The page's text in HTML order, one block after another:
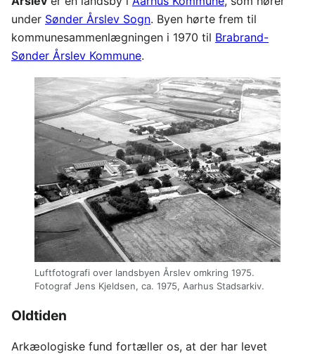
under Sønder Årslev Sogn. Byen hørte frem til
kommunesammenlægningen i 1970 til Brabrand-
Sønder Årslev Kommune.
Luftfotografi over landsbyen Årslev omkring 1975.
Fotograf Jens Kjeldsen, ca. 1975, Aarhus Stadsarkiv.
Oldtiden
Arkæologiske fund fortæller os, at der har levet